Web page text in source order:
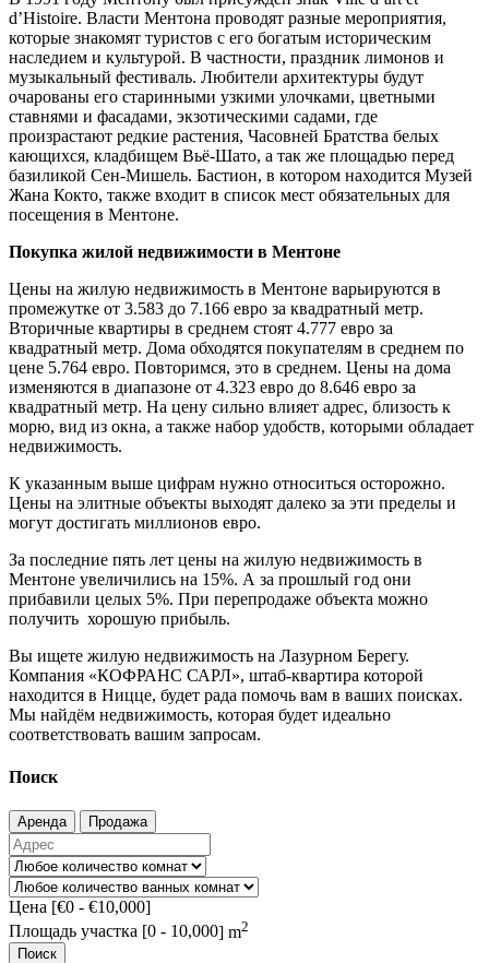
d’Histoire. Власти Ментона проводят разные мероприятия,
которые знакомят туристов с его богатым историческим
наследием и культурой. В частности, праздник лимонов и
музыкальный фестиваль. Любители архитектуры будут
очарованы его старинными узкими улочками, цветными
ставнями и фасадами, экзотическими садами, где
произрастают редкие растения, Часовней Братства белых
кающихся, кладбищем Вьё-Шато, а так же площадью перед
базиликой Сен-Мишель. Бастион, в котором находится Музей
Жана Кокто, также входит в список мест обязательных для
посещения в Ментоне.
Покупка жилой недвижимости в Ментоне
Цены на жилую недвижимость в Ментоне варьируются в
промежутке от 3.583 до 7.166 евро за квадратный метр.
Вторичные квартиры в среднем стоят 4.777 евро за
квадратный метр. Дома обходятся покупателям в среднем по
цене 5.764 евро. Повторимся, это в среднем. Цены на дома
изменяются в диапазоне от 4.323 евро до 8.646 евро за
квадратный метр. На цену сильно влияет адрес, близость к
морю, вид из окна, а также набор удобств, которыми обладает
недвижимость.
К указанным выше цифрам нужно относиться осторожно.
Цены на элитные объекты выходят далеко за эти пределы и
могут достигать миллионов евро.
За последние пять лет цены на жилую недвижимость в
Ментоне увеличились на 15%. А за прошлый год они
прибавили целых 5%. При перепродаже объекта можно
получить хорошую прибыль.
Вы ищете жилую недвижимость на Лазурном Берегу.
Компания «КОФРАНС САРЛ», штаб-квартира которой
находится в Ницце, будет рада помочь вам в ваших поисках.
Мы найдём недвижимость, которая будет идеально
соответствовать вашим запросам.
Поиск
Аренда Продажа
Цена [€0 - €10,000]
Площадь участка [0 - 10,000] m2
Поиск